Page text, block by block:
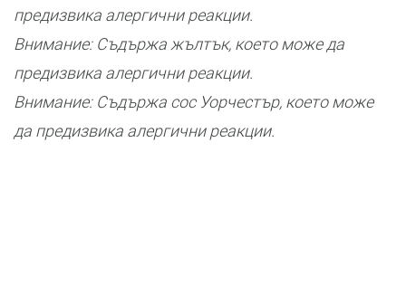
предизвика алергични реакции.
Внимание: Съдържа жълтък, което може да
предизвика алергични реакции.
Внимание: Съдържа сос Уорчестър, което може
да предизвика алергични реакции.